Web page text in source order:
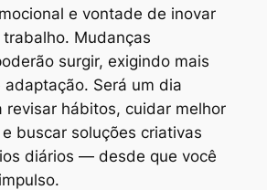
e vontade de inovar
Mudanças
surgir, exigindo mais
Será um dia
revisar hábitos, cuidar melhor
buscar soluções criativas
diários — desde que você